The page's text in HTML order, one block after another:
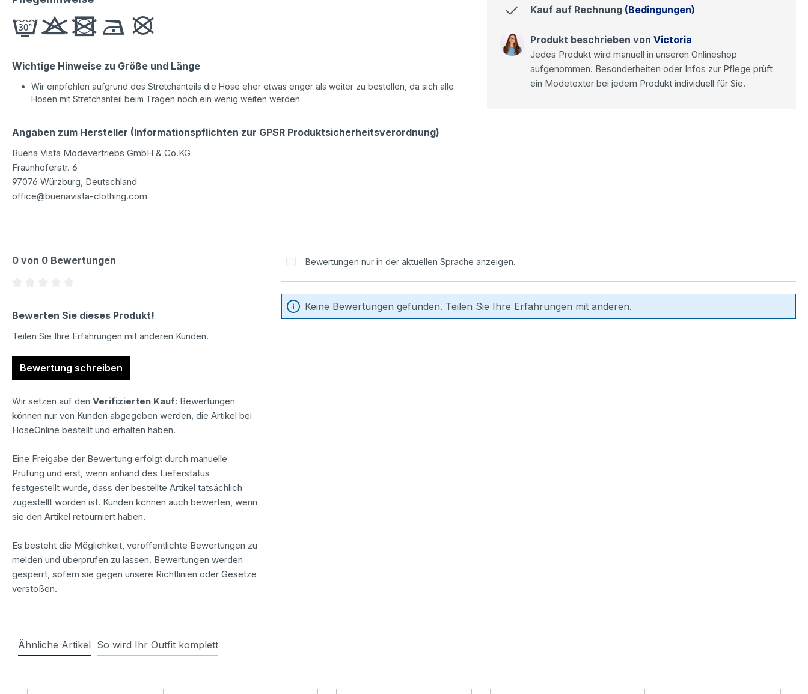
Wichtige Hinweise zu Größe und Länge
Wir empfehlen aufgrund des Stretchanteils die Hose eher etwas enger als weiter zu bestellen, da sich alle
Hosen mit Stretchanteil beim Tragen noch ein wenig weiten werden.
Angaben zum Hersteller (Informationspflichten zur GPSR Produktsicherheitsverordnung)
Buena Vista Modevertriebs GmbH & Co.KG
Fraunhoferstr. 6
97076 Würzburg, Deutschland
office@buenavista-clothing.com
Kauf auf Rechnung (Bedingungen)
Produkt beschrieben von Victoria
Jedes Produkt wird manuell in unseren Onlineshop
aufgenommen. Besonderheiten oder Infos zur Pflege prüft
ein Modetexter bei jedem Produkt individuell für Sie.
0 von 0 Bewertungen
Bewerten Sie dieses Produkt!
Teilen Sie Ihre Erfahrungen mit anderen Kunden.
Bewertung schreiben
Wir setzen auf den Verifizierten Kauf: Bewertungen
können nur von Kunden abgegeben werden, die Artikel bei
HoseOnline bestellt und erhalten haben.
Eine Freigabe der Bewertung erfolgt durch manuelle
Prüfung und erst, wenn anhand des Lieferstatus
festgestellt wurde, dass der bestellte Artikel tatsächlich
zugestellt worden ist. Kunden können auch bewerten, wenn
sie den Artikel retourniert haben.
Es besteht die Möglichkeit, veröffentlichte Bewertungen zu
melden und überprüfen zu lassen. Bewertungen werden
gesperrt, sofern sie gegen unsere Richtlinien oder Gesetze
verstoßen.
Bewertungen nur in der aktuellen Sprache anzeigen.
Keine Bewertungen gefunden. Teilen Sie Ihre Erfahrungen mit anderen.
Ähnliche Artikel So wird Ihr Outfit komplett